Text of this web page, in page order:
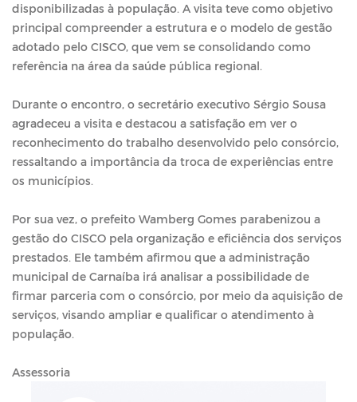
disponibilizadas à população. A visita teve como objetivo
principal compreender a estrutura e o modelo de gestão
adotado pelo CISCO, que vem se consolidando como
referência na área da saúde pública regional.
Durante o encontro, o secretário executivo Sérgio Sousa
agradeceu a visita e destacou a satisfação em ver o
reconhecimento do trabalho desenvolvido pelo consórcio,
ressaltando a importância da troca de experiências entre
os municípios.
Por sua vez, o prefeito Wamberg Gomes parabenizou a
gestão do CISCO pela organização e eficiência dos serviços
prestados. Ele também afirmou que a administração
municipal de Carnaíba irá analisar a possibilidade de
firmar parceria com o consórcio, por meio da aquisição de
serviços, visando ampliar e qualificar o atendimento à
população.
Assessoria